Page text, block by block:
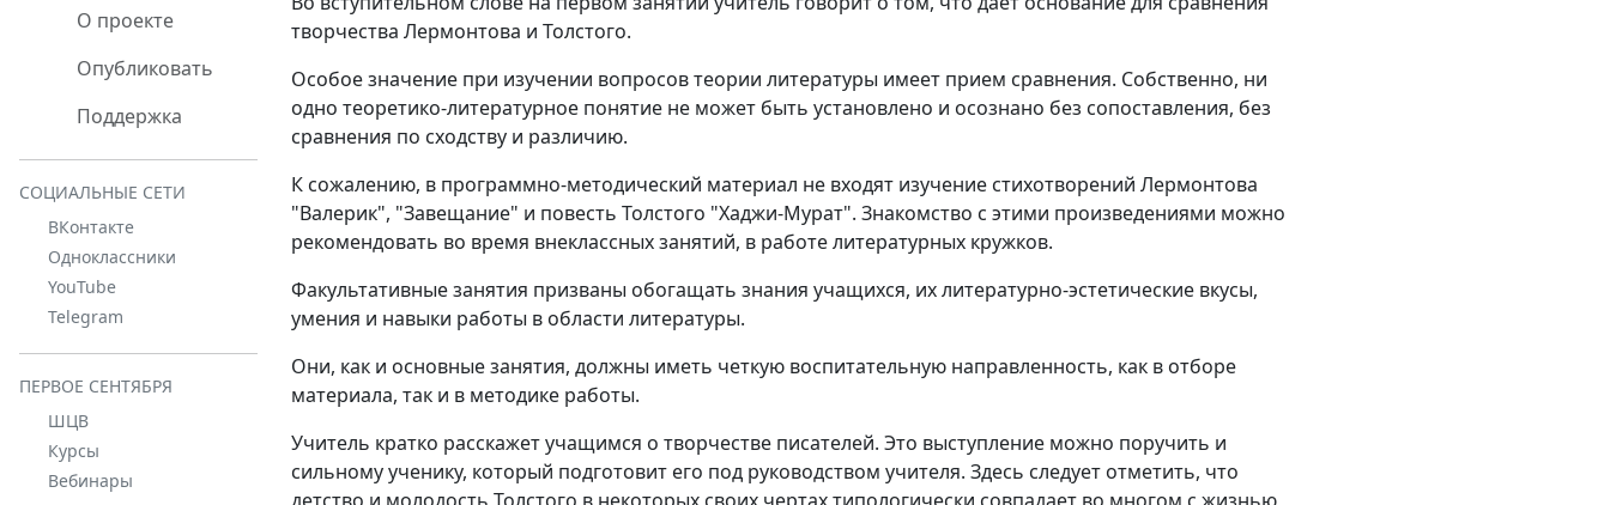
О проекте
Опубликовать
Поддержка
СОЦИАЛЬНЫЕ СЕТИ
ВКонтакте
Одноклассники
YouTube
Telegram
ПЕРВОЕ СЕНТЯБРЯ
ШЦВ
Курсы
Вебинары
творчества Лермонтова и Толстого.
Особое значение при изучении вопросов теории литературы имеет прием сравнения. Собственно, ни
одно теоретико-литературное понятие не может быть установлено и осознано без сопоставления, без
сравнения по сходству и различию.
К сожалению, в программно-методический материал не входят изучение стихотворений Лермонтова
"Валерик", "Завещание" и повесть Толстого "Хаджи-Мурат". Знакомство с этими произведениями можно
рекомендовать во время внеклассных занятий, в работе литературных кружков.
Факультативные занятия призваны обогащать знания учащихся, их литературно-эстетические вкусы,
умения и навыки работы в области литературы.
Они, как и основные занятия, должны иметь четкую воспитательную направленность, как в отборе
материала, так и в методике работы.
Учитель кратко расскажет учащимся о творчестве писателей. Это выступление можно поручить и
сильному ученику, который подготовит его под руководством учителя. Здесь следует отметить, что